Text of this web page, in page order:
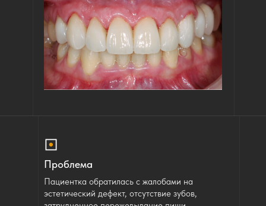
Проблема
Пациентка обратилась с жалобами на
эстетический дефект, отсутствие зубов,